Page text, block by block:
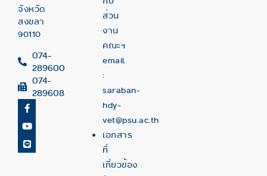
จังหวัด
สงขลา
90110
074-
289600
074-
289608
ส่วน
งาน
คณะฯ
email
:
saraban-
hdy-
vet@psu.ac.th
เอกสาร
ที่
เกี่ยวข้อง